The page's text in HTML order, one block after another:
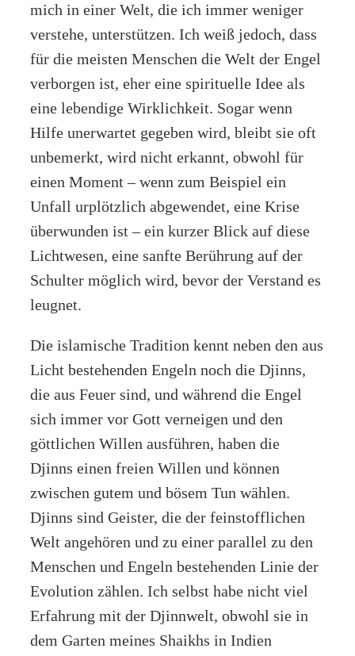
mich in einer Welt, die ich immer weniger
verstehe, unterstützen. Ich weiß jedoch, dass
für die meisten Menschen die Welt der Engel
verborgen ist, eher eine spirituelle Idee als
eine lebendige Wirklichkeit. Sogar wenn
Hilfe unerwartet gegeben wird, bleibt sie oft
unbemerkt, wird nicht erkannt, obwohl für
einen Moment – wenn zum Beispiel ein
Unfall urplötzlich abgewendet, eine Krise
überwunden ist – ein kurzer Blick auf diese
Lichtwesen, eine sanfte Berührung auf der
Schulter möglich wird, bevor der Verstand es
leugnet.
Die islamische Tradition kennt neben den aus
Licht bestehenden Engeln noch die Djinns,
die aus Feuer sind, und während die Engel
sich immer vor Gott verneigen und den
göttlichen Willen ausführen, haben die
Djinns einen freien Willen und können
zwischen gutem und bösem Tun wählen.
Djinns sind Geister, die der feinstofflichen
Welt angehören und zu einer parallel zu den
Menschen und Engeln bestehenden Linie der
Evolution zählen. Ich selbst habe nicht viel
Erfahrung mit der Djinnwelt, obwohl sie in
dem Garten meines Shaikhs in Indien